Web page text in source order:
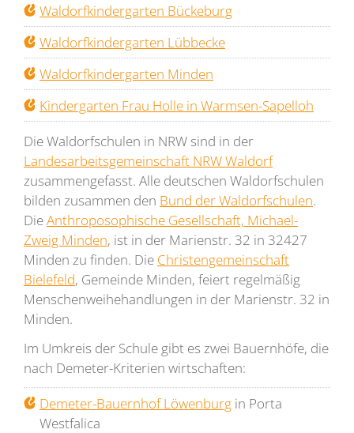
Waldorfkindergarten Bückeburg
Waldorfkindergarten Lübbecke
Waldorfkindergarten Minden
Kindergarten Frau Holle in Warmsen-Sapelloh
Die Waldorfschulen in NRW sind in der
Landesarbeitsgemeinschaft NRW Waldorf
zusammengefasst. Alle deutschen Waldorfschulen
bilden zusammen den Bund der Waldorfschulen.
DieAnthroposophische Gesellschaft, Michael-
Zweig Minden, ist in der Marienstr. 32 in 32427
Minden zu finden. Die Christengemeinschaft
Bielefeld, Gemeinde Minden, feiert regelmäßig
Menschenweihehandlungen in der Marienstr. 32 in
Minden.
Im Umkreis der Schule gibt es zwei Bauernhöfe, die
nach Demeter-Kriterien wirtschaften:
Demeter-Bauernhof Löwenburg in Porta
Westfalica